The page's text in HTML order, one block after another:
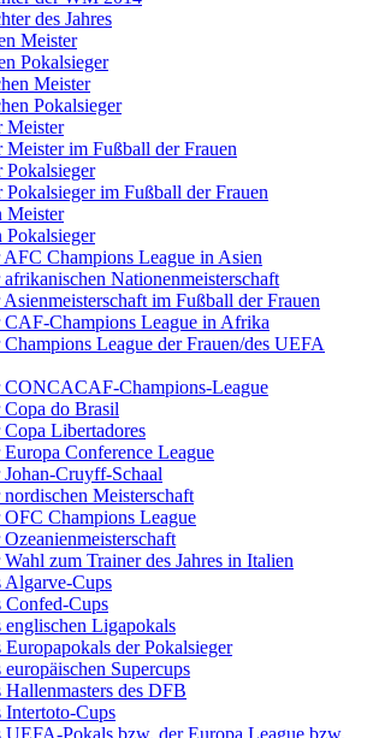
des Jahres
Meister
Pokalsieger
Meister
Pokalsieger
Meister
im Fußball der Frauen
im Fußball der Frauen
Meister
Pokalsieger
Champions League in Asien
Nationenmeisterschaft
im Fußball der Frauen
CAF-Champions League in Afrika
League der Frauen/des UEFA
CONCACAF-Champions-League
do Brasil
Libertadores
Conference League
Cruyff-Schaal
Meisterschaft
Champions League
zum Trainer des Jahres in Italien
Algarve-Cups
Confed-Cups
englischen Ligapokals
der Pokalsieger
Supercups
Hallenmasters des DFB
Intertoto-Cups
UEFA-Pokals bzw. der Europa League bzw.